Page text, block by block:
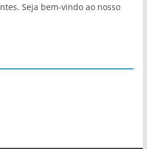
Seja bem-vindo ao nosso